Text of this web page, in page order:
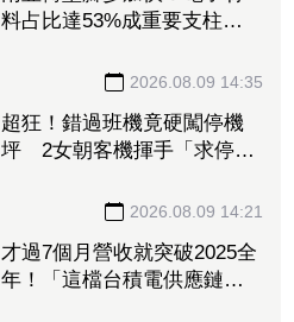
料占比達53%成重要支柱
2026.08.09 14:35
超狂！錯過班機竟硬闖停機
坪 2女朝客機揮手「求停
2026.08.09 14:21
才過7個月營收就突破2025全
年！「這檔台積電供應鏈」